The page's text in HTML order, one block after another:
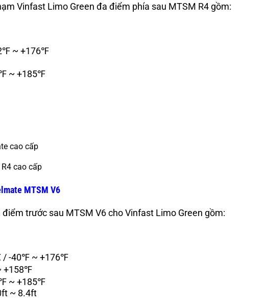
Vinfast Limo Green đa điểm phía sau MTSM R4 gồm:
~ +176℉
~ +185℉
cao cấp
MTSM V6
trước sau MTSM V6 cho Vinfast Limo Green gồm:
/ -40℉ ~ +176℉
+158℉
~ +185℉
~ 8.4ft